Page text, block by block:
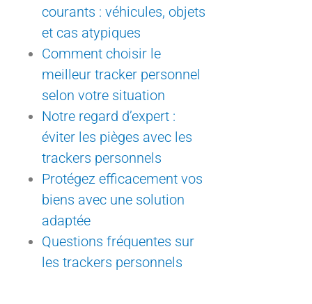
courants : véhicules, objets
et cas atypiques
Comment choisir le
meilleur tracker personnel
selon votre situation
Notre regard d’expert :
éviter les pièges avec les
trackers personnels
Protégez efficacement vos
biens avec une solution
adaptée
Questions fréquentes sur
les trackers personnels